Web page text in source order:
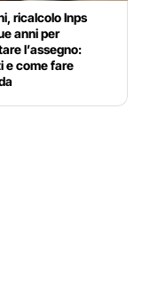
ricalcolo Inps
anni per
l’assegno:
e come fare